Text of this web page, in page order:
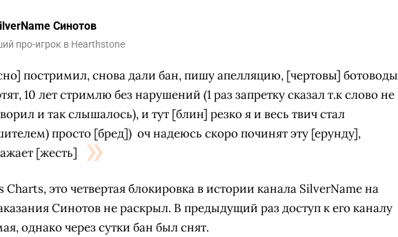
Синотов
про-игрок в Hearthstone
постримил, снова дали бан, пишу апелляцию, [чертовы] ботоводы
10 лет стримлю без нарушений (1 раз запретку сказал т.к слово не
и так слышалось), и тут [блин] резко я и весь твич стал
просто [бред]) оч надеюсь скоро починят эту [ерунду],
[жесть]
это четвертая блокировка в истории канала SilverName на
Синотов не раскрыл. В предыдущий раз доступ к его каналу
однако через сутки бан был снят.